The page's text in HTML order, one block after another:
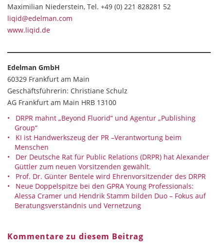
Maximilian Niederstein, Tel. +49 (0) 221 828281 52
liqid@edelman.com
www.liqid.de
Edelman GmbH
60329 Frankfurt am Main
Geschäftsführerin: Christiane Schulz
AG Frankfurt am Main HRB 13100
DRPR mahnt „Beyond Fluorid“ und Agentur „Publishing
Group“
KI ist Handwerkszeug der PR –Verantwortung beim
Menschen
Der Deutsche Rat für Public Relations (DRPR) hat Alexander
Güttler zum neuen Vorsitzenden gewählt.
Prof. Dr. Günter Bentele wird Ehrenvorsitzender des DRPR
Neue Doppelspitze bei den GPRA Young Professionals:
Alessa Cramer und Hendrik Stamm bilden Duo – Fokus auf
Beratungsverständnis und Vernetzung
Kommentare zu diesem Beitrag